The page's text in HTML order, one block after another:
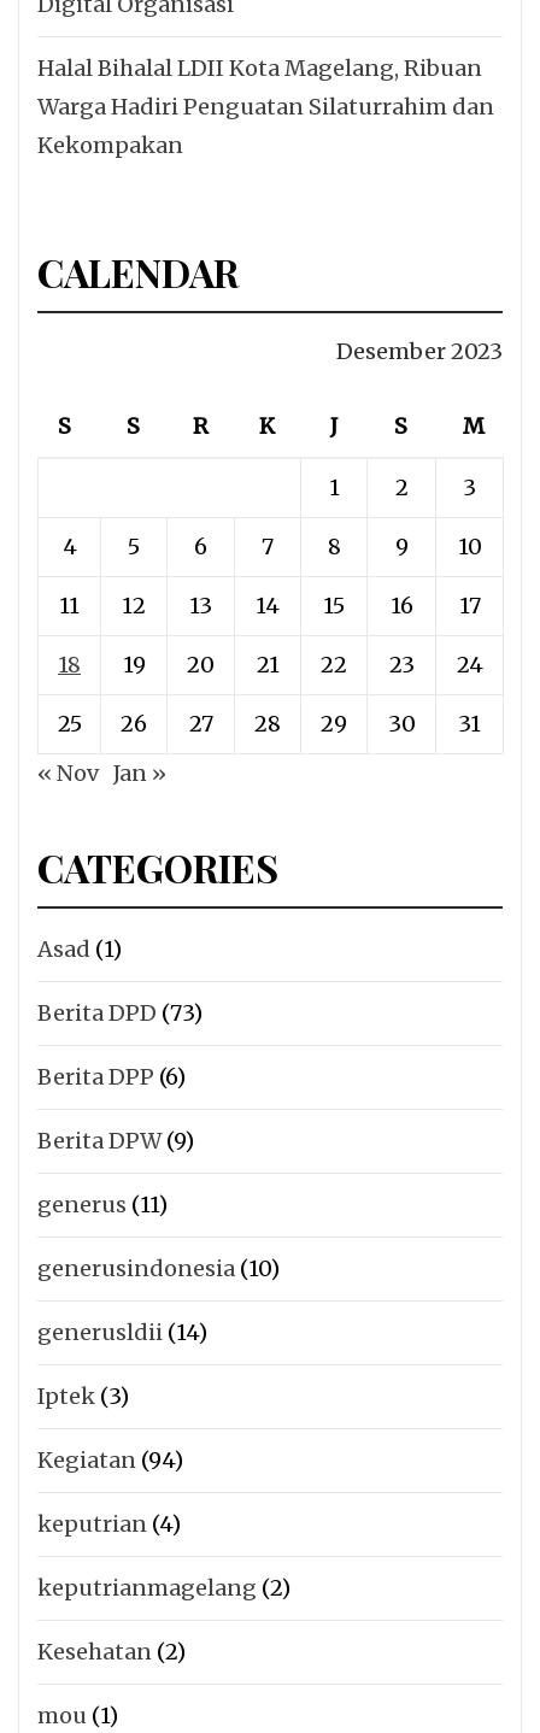
Halal Bihalal LDII Kota Magelang, Ribuan
Warga Hadiri Penguatan Silaturrahim dan
Kekompakan
CALENDAR
Desember 2023
S S R K J S M
1 2 3
4 5 6 7 8 9 10
11 12 13 14 15 16 17
18 19 20 21 22 23 24
25 26 27 28 29 30
31
« Nov Jan »
CATEGORIES
Asad (1)
Berita DPD (73)
Berita DPP (6)
Berita DPW(9)
generus (11)
generusindonesia (10)
generusldii (14)
Iptek (3)
Kegiatan (94)
keputrian (4)
keputrianmagelang (2)
Kesehatan (2)
mou (1)